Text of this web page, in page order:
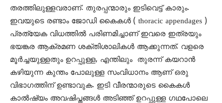
തരത്തിലുള്ളവരാണ്. തുരപ്പന്മാരും ഇടിവെട്ട് കാരും.
ഇവയുടെ രണ്ടാം ജോഡി കൈകൾ ( thoracic appendages )
പ്രത്യേക വിധത്തിൽ പരിണമിച്ചാണ് ഇവരെ ഇത്രയും
ഭയങ്കര ആക്രമണ ശക്തിശാലികൾ ആക്കുന്നത്. വളരെ
മൂർച്ചയുള്ളതും ഉറപ്പുള്ള, എന്തിലും തുരന്ന് കയറാൻ
കഴിയുന്ന കുന്തം പോലുള്ള സംവിധാനം ആണ് ഒരു
വിഭാഗത്തിന് ഉണ്ടാവുക. ഇടി വീരന്മാരുടെ കൈകൾ
കാൽഷ്യം അവഷിപ്തങ്ങൾ അടിഞ്ഞ് ഉറപ്പുള്ള ഗഥപോലെ